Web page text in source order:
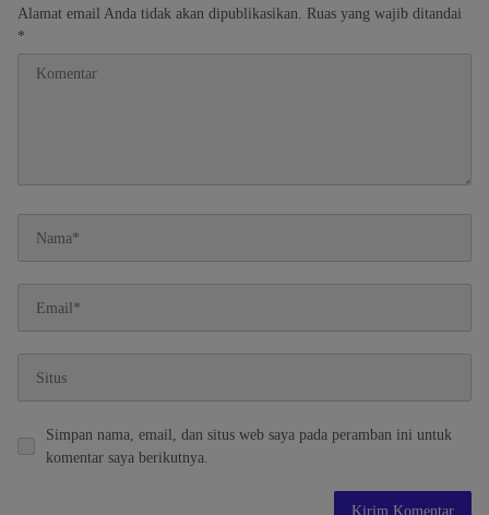
Alamat email Anda tidak akan dipublikasikan. Ruas yang wajib ditandai
*
Simpan nama, email, dan situs web saya pada peramban ini untuk
komentar saya berikutnya.